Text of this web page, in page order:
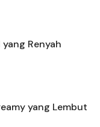
Renyah
yang Lembut